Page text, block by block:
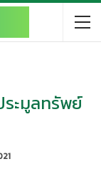
ระมูลทรัพย์